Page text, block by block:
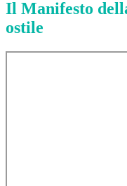
Il Manifesto
ostile